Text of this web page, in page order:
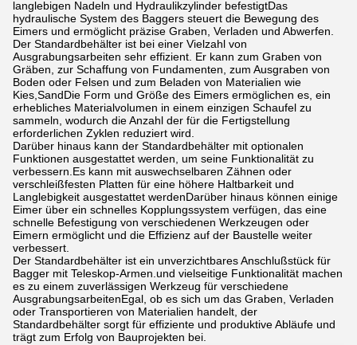
langlebigen Nadeln und Hydraulikzylinder befestigtDas
hydraulische System des Baggers steuert die Bewegung des
Eimers und ermöglicht präzise Graben, Verladen und Abwerfen.
Der Standardbehälter ist bei einer Vielzahl von
Ausgrabungsarbeiten sehr effizient. Er kann zum Graben von
Gräben, zur Schaffung von Fundamenten, zum Ausgraben von
Boden oder Felsen und zum Beladen von Materialien wie
Kies,SandDie Form und Größe des Eimers ermöglichen es, ein
erhebliches Materialvolumen in einem einzigen Schaufel zu
sammeln, wodurch die Anzahl der für die Fertigstellung
erforderlichen Zyklen reduziert wird.
Darüber hinaus kann der Standardbehälter mit optionalen
Funktionen ausgestattet werden, um seine Funktionalität zu
verbessern.Es kann mit auswechselbaren Zähnen oder
verschleißfesten Platten für eine höhere Haltbarkeit und
Langlebigkeit ausgestattet werdenDarüber hinaus können einige
Eimer über ein schnelles Kopplungssystem verfügen, das eine
schnelle Befestigung von verschiedenen Werkzeugen oder
Eimern ermöglicht und die Effizienz auf der Baustelle weiter
verbessert.
Der Standardbehälter ist ein unverzichtbares Anschlußstück für
Bagger mit Teleskop-Armen.und vielseitige Funktionalität machen
es zu einem zuverlässigen Werkzeug für verschiedene
AusgrabungsarbeitenEgal, ob es sich um das Graben, Verladen
oder Transportieren von Materialien handelt, der
Standardbehälter sorgt für effiziente und produktive Abläufe und
trägt zum Erfolg von Bauprojekten bei.